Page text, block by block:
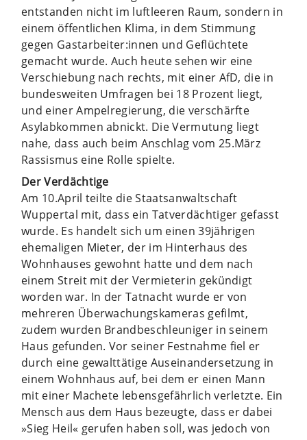
entstanden nicht im luftleeren Raum, sondern in
einem öffentlichen Klima, in dem Stimmung
gegen Gastarbeiter:innen und Geflüchtete
gemacht wurde. Auch heute sehen wir eine
Verschiebung nach rechts, mit einer AfD, die in
bundesweiten Umfragen bei 18 Prozent liegt,
und einer Ampelregierung, die verschärfte
Asylabkommen abnickt. Die Vermutung liegt
nahe, dass auch beim Anschlag vom 25.März
Rassismus eine Rolle spielte.
Der Verdächtige
Am 10.April teilte die Staatsanwaltschaft
Wuppertal mit, dass ein Tatverdächtiger gefasst
wurde. Es handelt sich um einen 39jährigen
ehemaligen Mieter, der im Hinterhaus des
Wohnhauses gewohnt hatte und dem nach
einem Streit mit der Vermieterin gekündigt
worden war. In der Tatnacht wurde er von
mehreren Überwachungskameras gefilmt,
zudem wurden Brandbeschleuniger in seinem
Haus gefunden. Vor seiner Festnahme fiel er
durch eine gewalttätige Auseinandersetzung in
einem Wohnhaus auf, bei dem er einen Mann
mit einer Machete lebensgefährlich verletzte. Ein
Mensch aus dem Haus bezeugte, dass er dabei
»Sieg Heil« gerufen haben soll, was jedoch von